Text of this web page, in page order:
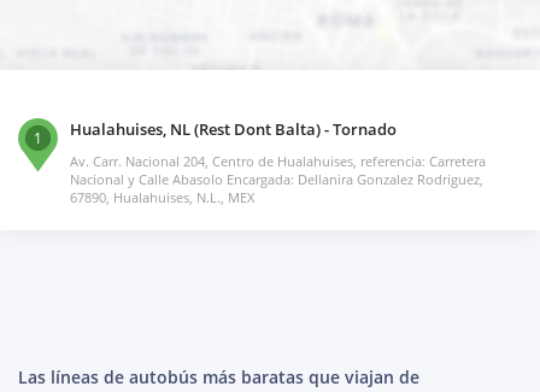
1 Hualahuises, NL (Rest Dont Balta) - Tornado
Av. Carr. Nacional 204, Centro de Hualahuises, referencia: Carretera
Nacional y Calle Abasolo Encargada: Dellanira Gonzalez Rodriguez,
67890, Hualahuises, N.L., MEX
Las líneas de autobús más baratas que viajan de